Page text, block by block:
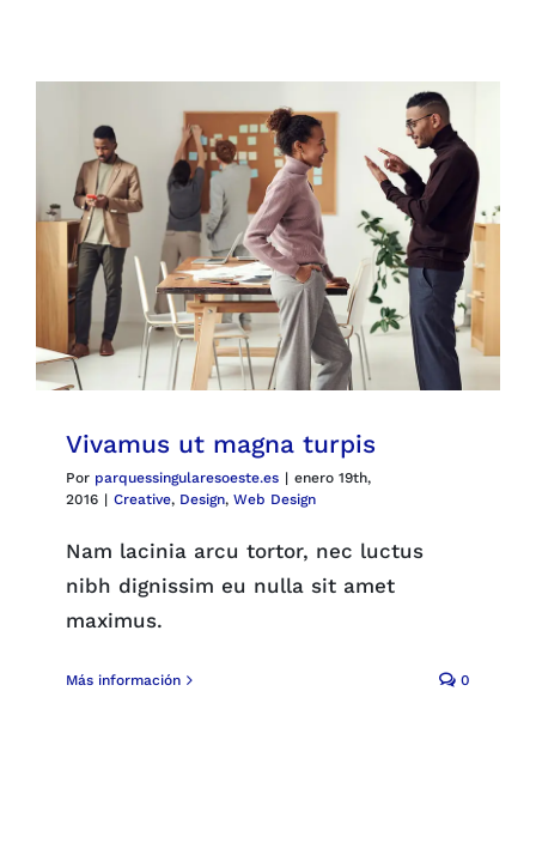
Recursos
Galería
Emergencias
Contacto
Vivamus ut magna turpis
Por parquessingularesoeste.es | enero 19th,
2016 | Creative, Design, Web Design
Nam lacinia arcu tortor, nec luctus
nibh dignissim eu nulla sit amet
maximus.
Más información 0